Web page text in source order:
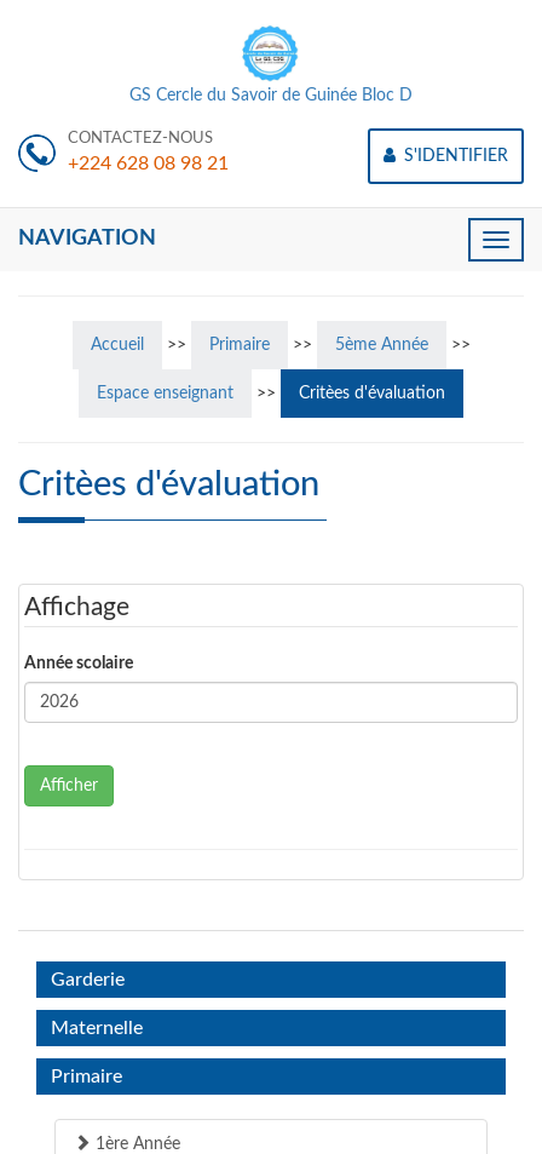
GS Cercle du Savoir de Guinée Bloc D
CONTACTEZ-NOUS
+224 628 08 98 21 S'IDENTIFIER
Toggle
NAVIGATION
Accueil >> Primaire >> 5ème Année >>
Espace enseignant >> Critèes d'évaluation
Critèes d'évaluation
Affichage
Année scolaire
Afficher
Garderie
Maternelle
Primaire
1ère Année